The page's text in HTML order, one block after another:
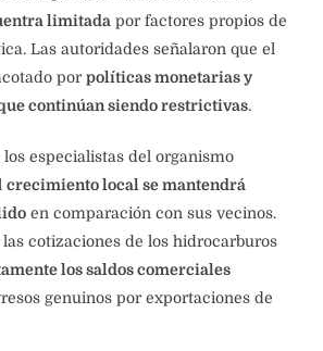
limitada por factores propios de
Las autoridades señalaron que el
porpolíticas monetarias y
continúan siendo restrictivas.
los especialistas del organismo
crecimiento local se mantendrá
en comparación con sus vecinos.
cotizaciones de los hidrocarburos
los saldos comerciales
genuinos por exportaciones de